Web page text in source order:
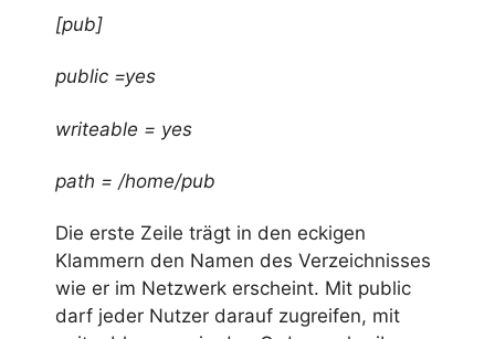
[pub]
public =yes
writeable = yes
path = /home/pub
Die erste Zeile trägt in den eckigen
Klammern den Namen des Verzeichnisses
wie er im Netzwerk erscheint. Mit public
darf jeder Nutzer darauf zugreifen, mit